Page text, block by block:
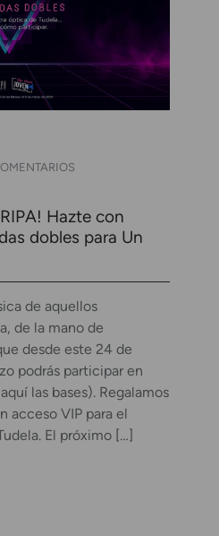
Hazte con
dobles para Un
de aquellos
de la mano de
desde este 24 de
podrás participar en
las bases). Regalamos
acceso VIP para el
El próximo […]